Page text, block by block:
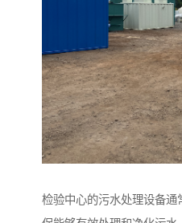
检验中心的污水处理设备